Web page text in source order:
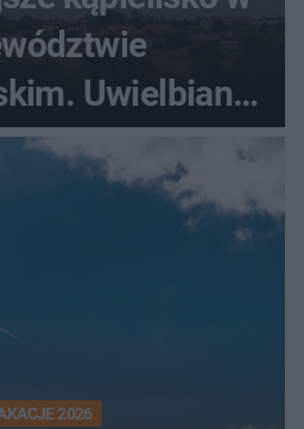
Uwielbiany
i turystów
2026